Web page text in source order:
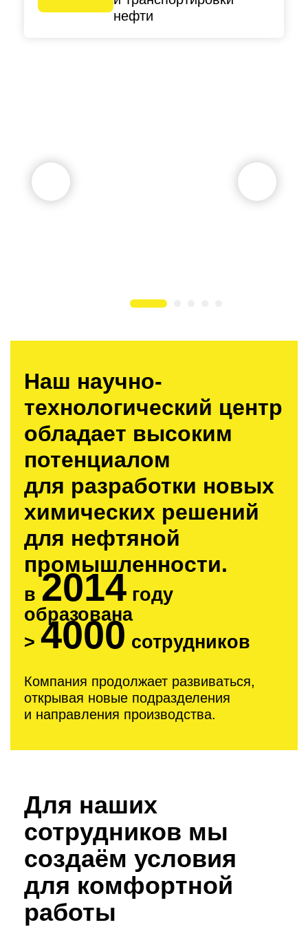
нефти
Наш научно-
технологический центр
обладает высоким
потенциалом
для разработки новых
химических решений
для нефтяной
промышленности.
в 2014 году
образована
> 4000 cотрудников
Компания продолжает развиваться,
открывая новые подразделения
и направления производства.
Для наших
сотрудников мы
создаём условия
для комфортной
работы